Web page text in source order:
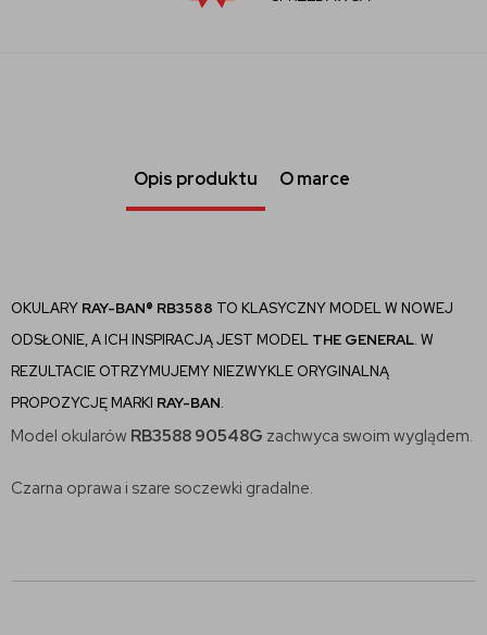
Opis produktu O marce
OKULARY RAY-BAN® RB3588 TO KLASYCZNY MODEL W NOWEJ
ODSŁONIE, A ICH INSPIRACJĄ JEST MODEL THE GENERAL. W
REZULTACIE OTRZYMUJEMY NIEZWYKLE ORYGINALNĄ
PROPOZYCJĘ MARKI RAY-BAN.
Model okularów RB3588 90548G zachwyca swoim wyglądem.
Czarna oprawa i szare soczewki gradalne.